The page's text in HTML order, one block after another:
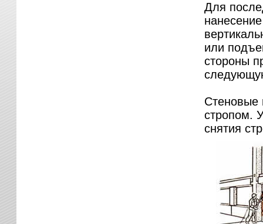
Для
или
стороны
Стеновые
стропом.
снятия